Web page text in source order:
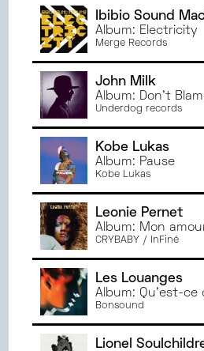
Ibibio Sound
Album: Electricity
Merge Records
John Milk
Album: Don't
Underdog records
Kobe Lukas
Album: Pause
Kobe Lukas
Leonie Pernet
Album: Mon
CRYBABY / InFiné
Les Louanges
Album: Qu'est-ce
Bonsound
Lionel